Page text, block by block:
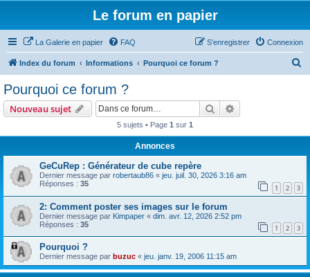
Le forum en papier
La Galerie en papier FAQ Connexion
S’enregistrer
Index du forum Informations Pourquoi ce forum ?
e
Pourquoi ce forum ?
Nouveau sujet Rechercher
5 sujets • Page 1 sur 1
Annonces
GeCuRep : Générateur de cube repère
Dernier message par robertaub86 « jeu. juil. 30, 2026 3:16 am
Réponses : 35 1 2 3
2: Comment poster ses images sur le forum
Dernier message par Kimpaper « dim. avr. 12, 2026 2:52 pm
Réponses : 35 1 2 3
Pourquoi ?
Dernier message par buzuc « jeu. janv. 19, 2006 11:15 am